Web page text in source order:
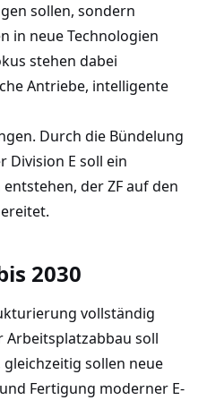
sollen, sondern
in neue Technologien
stehen dabei
Antriebe, intelligente
Durch die Bündelung
Division E soll ein
der ZF auf den
2030
vollständig
Arbeitsplatzabbau soll
sollen neue
Fertigung moderner E-